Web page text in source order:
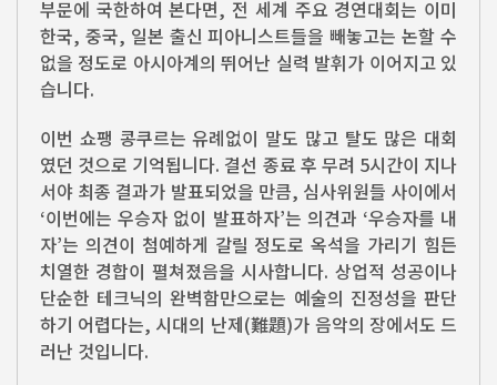
부문에 국한하여 본다면, 전 세계 주요 경연대회는 이미
한국, 중국, 일본 출신 피아니스트들을 빼놓고는 논할 수
없을 정도로 아시아계의 뛰어난 실력 발휘가 이어지고 있
습니다.
이번 쇼팽 콩쿠르는 유례없이 말도 많고 탈도 많은 대회
였던 것으로 기억됩니다. 결선 종료 후 무려 5시간이 지나
서야 최종 결과가 발표되었을 만큼, 심사위원들 사이에서
‘이번에는 우승자 없이 발표하자’는 의견과 ‘우승자를 내
자’는 의견이 첨예하게 갈릴 정도로 옥석을 가리기 힘든
치열한 경합이 펼쳐졌음을 시사합니다. 상업적 성공이나
단순한 테크닉의 완벽함만으로는 예술의 진정성을 판단
하기 어렵다는, 시대의 난제(難題)가 음악의 장에서도 드
러난 것입니다.